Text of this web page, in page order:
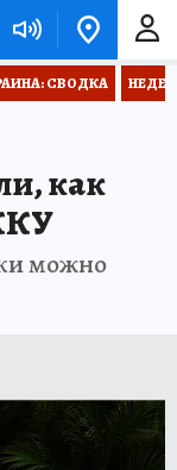
СВОДКА
как
можно